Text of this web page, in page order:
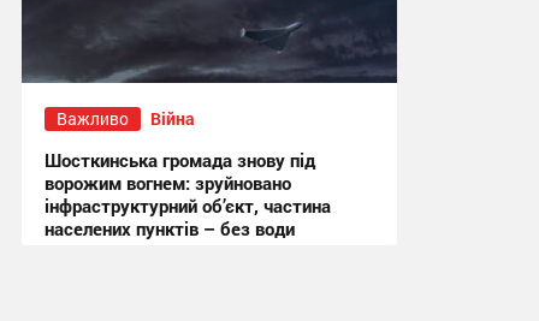
Важливо Війна
Шосткинська громада знову під
ворожим вогнем: зруйновано
інфраструктурний об’єкт, частина
населених пунктів – без води